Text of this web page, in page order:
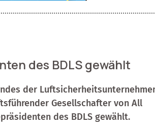
des BDLS gewählt
der
Gesellschafter von All
des BDLS gewählt.